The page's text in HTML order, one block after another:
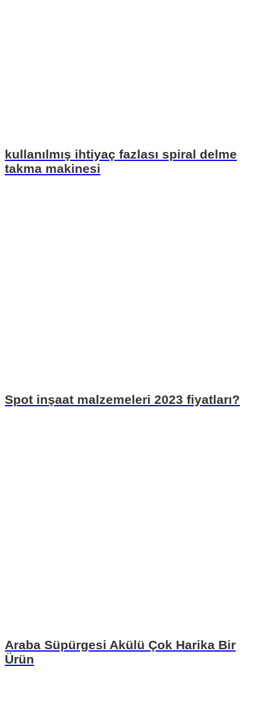
kullanılmış ihtiyaç fazlası spiral delme
takma makinesi
Spot inşaat malzemeleri 2023 fiyatları?
Araba Süpürgesi Akülü Çok Harika Bir
Ürün